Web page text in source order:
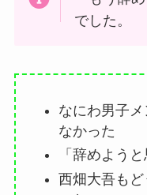
でした。
なにわ男子
なかった
「辞めよう
西畑大吾も